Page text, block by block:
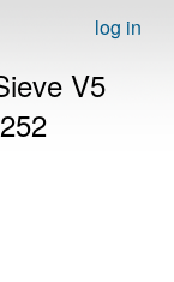
log in
V5